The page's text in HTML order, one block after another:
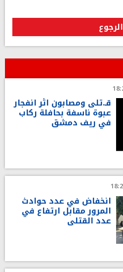
الرجوع
قـ.تلى ومصابون اثر انفجار
عبوة ناسفة بحافلة ركاب
في ريف دمشق
انخفاض في عدد حوادث
المرور مقابل ارتفاع في
عدد القتلى